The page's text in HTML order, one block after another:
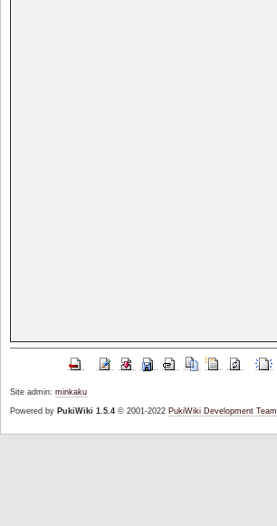
Site admin: minkaku
Powered by PukiWiki 1.5.4© 2001-2022 PukiWiki Development Team